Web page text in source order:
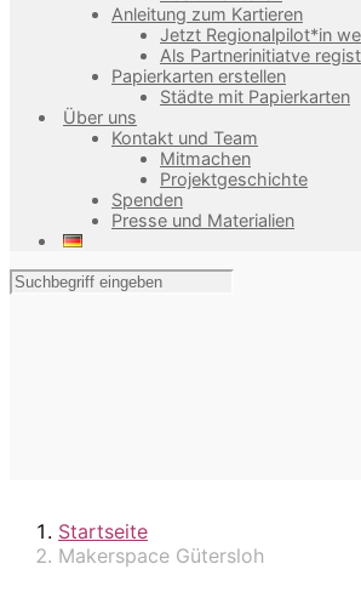
Anleitung zum Kartieren
Jetzt Regionalpilot*in
Als Partnerinitiatve
Papierkarten erstellen
Städte mit Papierkarten
Über uns
Kontakt und Team
Mitmachen
Projektgeschichte
Spenden
Presse und Materialien
Startseite
Makerspace Gütersloh